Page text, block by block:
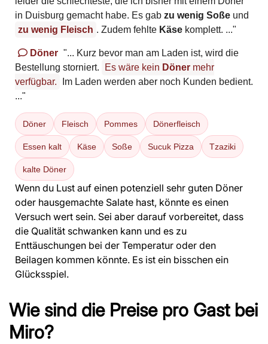
in Duisburg gemacht habe. Es gab zu wenig Soße und
zu wenig Fleisch . Zudem fehlte Käse komplett. ..."
Döner "... Kurz bevor man am Laden ist, wird die
Bestellung storniert.
Es wäre kein Döner mehr
verfügbar.
Im Laden werden aber noch Kunden bedient.
..."
Döner Fleisch Pommes Dönerfleisch
Essen kalt Käse Soße Sucuk Pizza Tzaziki
kalte Döner
Wenn du Lust auf einen potenziell sehr guten Döner
oder hausgemachte Salate hast, könnte es einen
Versuch wert sein. Sei aber darauf vorbereitet, dass
die Qualität schwanken kann und es zu
Enttäuschungen bei der Temperatur oder den
Beilagen kommen könnte. Es ist ein bisschen ein
Glücksspiel.
Wie sind die Preise pro Gast bei
Miro?